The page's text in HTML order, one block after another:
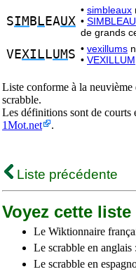
SIM B L EAUX
• simbleaux
• SIMBLEAU,
de grands
VEXIL LUMS • vexillums
• VEXILLUM
Liste conforme à la
scrabble.
Les définitions sont de courts
1Mot.net
.
Liste précédente
Voyez cette
Le Wiktionnaire
Le scrabble en anglais :
Le scrabble en